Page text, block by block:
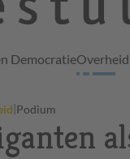
Democratie
|Podium